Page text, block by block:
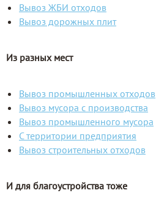
Вывоз ЖБИ отходов
Вывоз дорожных плит
Из разных мест
Вывоз промышленных отходов
Вывоз мусора с производства
Вывоз промышленного мусора
С территории предприятия
Вывоз строительных отходов
И для благоустройства тоже